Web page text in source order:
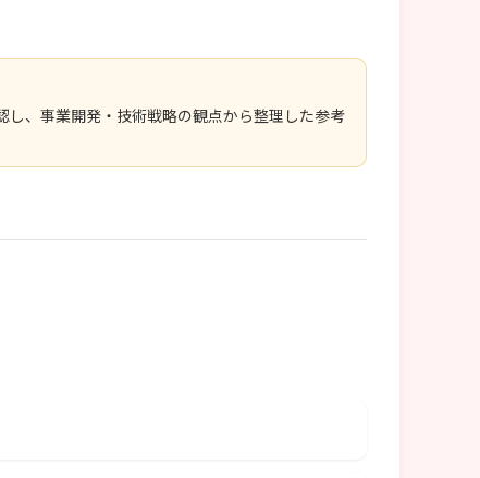
、事業開発・技術戦略の観点から整理した参考